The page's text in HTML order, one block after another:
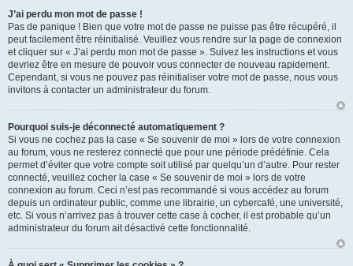
J’ai perdu mon mot de passe !
Pas de panique ! Bien que votre mot de passe ne puisse pas être récupéré, il
peut facilement être réinitialisé. Veuillez vous rendre sur la page de connexion
et cliquer sur « J’ai perdu mon mot de passe ». Suivez les instructions et vous
devriez être en mesure de pouvoir vous connecter de nouveau rapidement.
Cependant, si vous ne pouvez pas réinitialiser votre mot de passe, nous vous
invitons à contacter un administrateur du forum.
Pourquoi suis-je déconnecté automatiquement ?
Si vous ne cochez pas la case « Se souvenir de moi » lors de votre connexion
au forum, vous ne resterez connecté que pour une période prédéfinie. Cela
permet d’éviter que votre compte soit utilisé par quelqu’un d’autre. Pour rester
connecté, veuillez cocher la case « Se souvenir de moi » lors de votre
connexion au forum. Ceci n’est pas recommandé si vous accédez au forum
depuis un ordinateur public, comme une librairie, un cybercafé, une université,
etc. Si vous n’arrivez pas à trouver cette case à cocher, il est probable qu’un
administrateur du forum ait désactivé cette fonctionnalité.